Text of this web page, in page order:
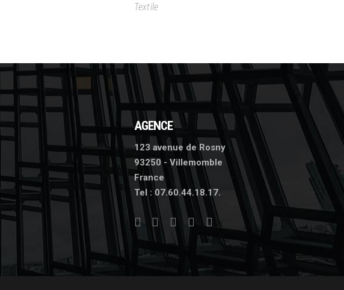
Textile
AGENCE
123 avenue de Rosny
93250 - Villemomble
France
Tel : 07.60.44.18.17.